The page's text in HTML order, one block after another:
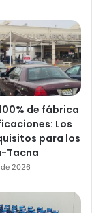
de fábrica
Los
para los
Tacna
2026